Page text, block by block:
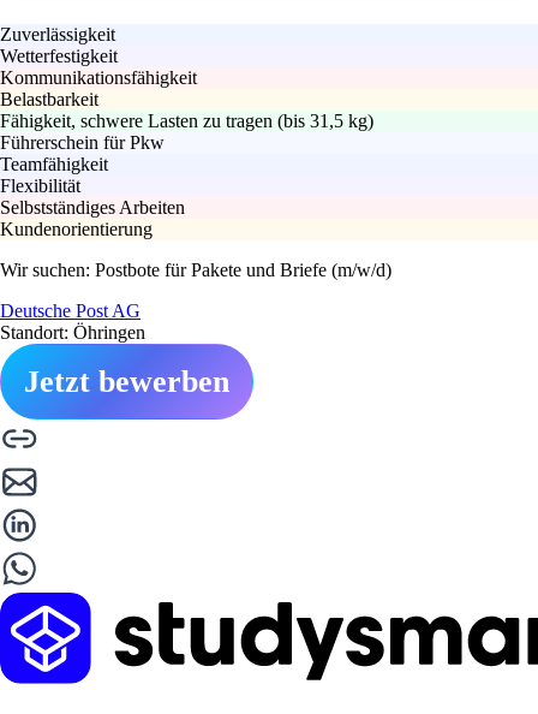
Zuverlässigkeit
Wetterfestigkeit
Kommunikationsfähigkeit
Belastbarkeit
Fähigkeit, schwere Lasten zu tragen (bis 31,5 kg)
Führerschein für Pkw
Teamfähigkeit
Flexibilität
Selbstständiges Arbeiten
Kundenorientierung
Wir suchen: Postbote für Pakete und Briefe (m/w/d)
Deutsche Post AG
Standort: Öhringen
Jetzt bewerben